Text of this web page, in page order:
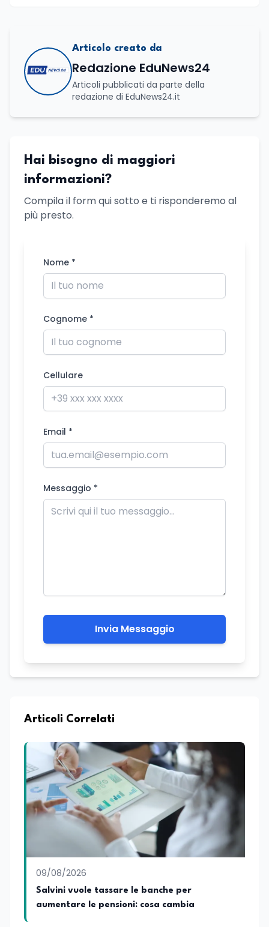
Articolo creato da
Redazione EduNews24
Articoli pubblicati da parte della
redazione di EduNews24.it
Hai bisogno di maggiori
informazioni?
Compila il form qui sotto e ti risponderemo al
più presto.
Nome *
Cognome *
Cellulare
Email *
Messaggio *
Invia Messaggio
Articoli Correlati
09/08/2026
Salvini vuole tassare le banche per
aumentare le pensioni: cosa cambia